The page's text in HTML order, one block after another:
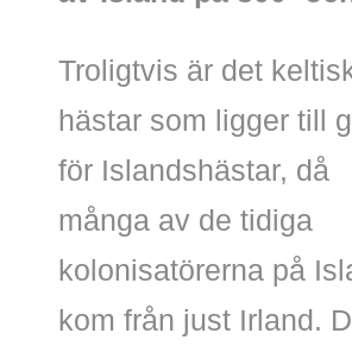
Troligtvis är det
hästar som ligger till
för Islandshästar, då
många av de tidiga
kolonisatörerna på
kom från just Irland.